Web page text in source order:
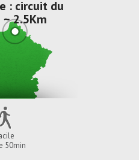
: circuit du
~ 2.5Km
50min